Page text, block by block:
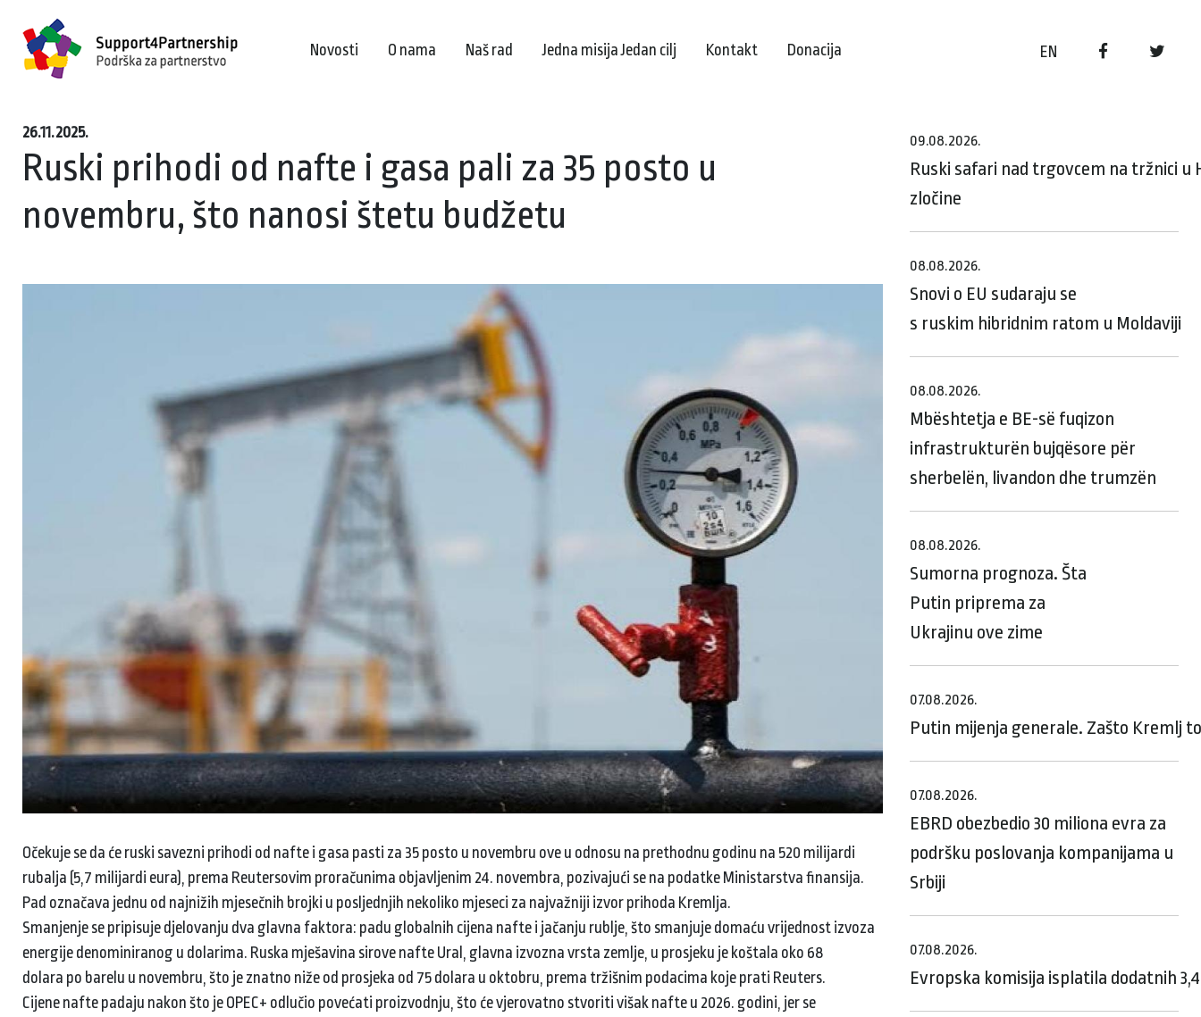
EN
Novosti O nama Naš rad Jedna misija Jedan cilj Kontakt Donacija
26.11.2025.
Ruski prihodi od nafte i gasa pali za 35 posto u
novembru, što nanosi štetu budžetu
Očekuje se da će ruski savezni prihodi od nafte i gasa pasti za 35 posto u novembru ove u odnosu na prethodnu godinu na 520 milijardi
rubalja (5,7 milijardi eura), prema Reutersovim proračunima objavljenim 24. novembra, pozivajući se na podatke Ministarstva finansija.
Pad označava jednu od najnižih mjesečnih brojki u posljednjih nekoliko mjeseci za najvažniji izvor prihoda Kremlja.
Smanjenje se pripisuje djelovanju dva glavna faktora: padu globalnih cijena nafte i jačanju rublje, što smanjuje domaću vrijednost izvoza
energije denominiranog u dolarima. Ruska mješavina sirove nafte Ural, glavna izvozna vrsta zemlje, u prosjeku je koštala oko 68
dolara po barelu u novembru, što je znatno niže od prosjeka od 75 dolara u oktobru, prema tržišnim podacima koje prati Reuters.
Cijene nafte padaju nakon što je OPEC+ odlučio povećati proizvodnju, što će vjerovatno stvoriti višak nafte u 2026. godini, jer se
09.08.2026.
Ruski safari nad trgovcem na tržnici
zločine
08.08.2026.
Snovi o EU sudaraju se
s ruskim hibridnim ratom u Moldaviji
08.08.2026.
Mbështetja e BE-së fuqizon
infrastrukturën bujqësore për
sherbelën, livandon dhe trumzën
08.08.2026.
Sumorna prognoza. Šta
Putin priprema za
Ukrajinu ove zime
07.08.2026.
Putin mijenja generale. Zašto Kremlj
07.08.2026.
EBRD obezbedio 30 miliona evra za
podršku poslovanja kompanijama u
Srbiji
07.08.2026.
Evropska komisija isplatila dodatnih